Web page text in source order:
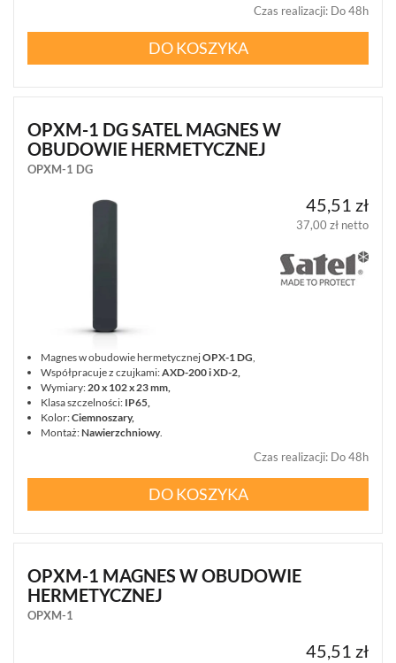
Czas realizacji: Do 48h
DO KOSZYKA
OPXM-1 DG SATEL MAGNES W
OBUDOWIE HERMETYCZNEJ
OPXM-1 DG
45,51 zł
37,00 zł netto
Magnes w obudowie hermetycznejOPX-1 DG,
Współpracuje z czujkami:AXD-200 i XD-2,
Wymiary:20 x 102 x 23 mm,
Klasa szczelności: IP65,
Kolor:Ciemnoszary,
Montaż:Nawierzchniowy.
Czas realizacji: Do 48h
DO KOSZYKA
OPXM-1 MAGNES W OBUDOWIE
HERMETYCZNEJ
OPXM-1
45,51 zł